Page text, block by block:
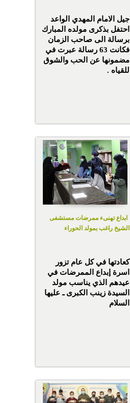
جيل الامام المهدي الواعد
احتفل بذكرى مولده المبارك
برسالة الى صاحب الزمان
فكانت 63 رسالة عبرت في
مضمونها عن الحب والشوق
للقياه .
ابداع تهنىء ممرضات مستشفى
الشيخ راغب بمولد الحوراء
كعادتها في كل عام تزور
اسرة إبداع الممرضات في
عيدهم الذي يناسب مولد
السيدة زينب الكبرى ـ عليها
السلام